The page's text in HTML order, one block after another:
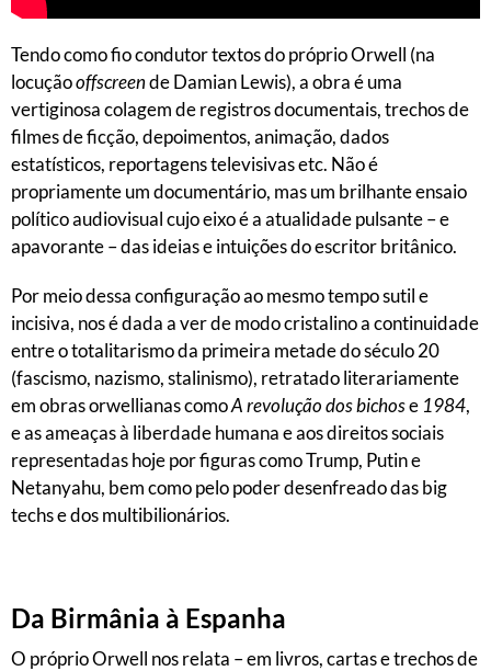
Tendo como fio condutor textos do próprio Orwell (na
locuçãooffscreende Damian Lewis), a obra é uma
vertiginosa colagem de registros documentais, trechos de
filmes de ficção, depoimentos, animação, dados
estatísticos, reportagens televisivas etc. Não é
propriamente um documentário, mas um brilhante ensaio
político audiovisual cujo eixo é a atualidade pulsante – e
apavorante – das ideias e intuições do escritor britânico.
Por meio dessa configuração ao mesmo tempo sutil e
incisiva, nos é dada a ver de modo cristalino a continuidade
entre o totalitarismo da primeira metade do século 20
(fascismo, nazismo, stalinismo), retratado literariamente
em obras orwellianas comoA revolução dos bichose 1984,
e as ameaças à liberdade humana e aos direitos sociais
representadas hoje por figuras como Trump, Putin e
Netanyahu, bem como pelo poder desenfreado das big
techs e dos multibilionários.
Da Birmânia à Espanha
O próprio Orwell nos relata – em livros, cartas e trechos de